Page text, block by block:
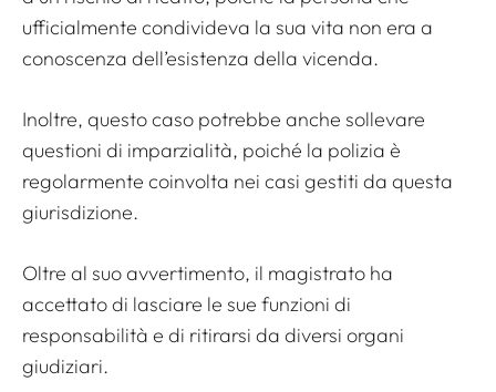
ufficialmente condivideva la sua vita non era a
conoscenza dell’esistenza della vicenda.
Inoltre, questo caso potrebbe anche sollevare
questioni di imparzialità, poiché la polizia è
regolarmente coinvolta nei casi gestiti da questa
giurisdizione.
Oltre al suo avvertimento, il magistrato ha
accettato di lasciare le sue funzioni di
responsabilità e di ritirarsi da diversi organi
giudiziari.